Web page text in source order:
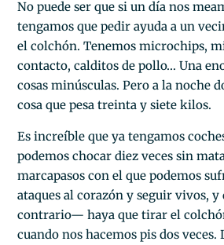
No puede ser que si un día nos
tengamos que pedir ayuda a un
el colchón. Tenemos microchips,
contacto, calditos de pollo… Una
cosas minúsculas. Pero a la noche
cosa que pesa treinta y siete kilos.
Es increíble que ya tengamos
podemos chocar diez veces sin
marcapasos con el que podemos
ataques al corazón y seguir vivos,
contrario— haya que tirar el
cuando nos hacemos pis dos veces.